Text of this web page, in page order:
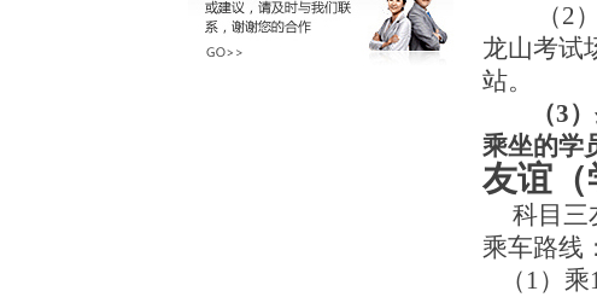
（2）
龙山考试
站。
（3）
乘坐的学
友谊（
科目三
乘车路线：
（1） 乘